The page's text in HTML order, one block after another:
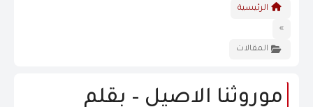
نبذة عن النماص
الرؤية و الرسالة
الاخبار
الرئيسية
»
المقالات
موروثنا الاصيل – بقلم